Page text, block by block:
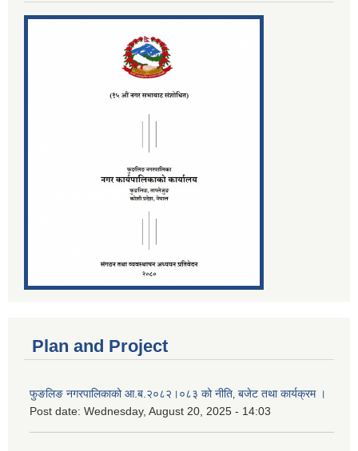
Plan and Project
फुङलिङ नगरपालिकाको आ.ब.२०८२।०८३ को नीति‚ बजेट तथा कार्यक्रम ।
Post date: Wednesday, August 20, 2025 - 14:03